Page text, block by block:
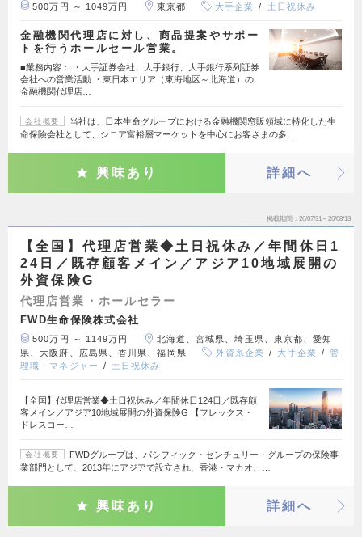
500万円 ～ 1049万円 東京都 大手企業 土日祝休み
金融機関代理店に対し、商品提案やサポー
トを行うホールセール営業。
■業務内容： ・大手証券会社、大手銀行、大手銀行系列証券
会社への営業活動 ・東日本エリア（東海地区～北海道）の
金融機関代理店…
会社概要
当社は、日本生命グループにおける金融機関窓販領域に特化した生
命保険会社として、シニア富裕層マーケットを中心にお客さまの多…
興味あり 詳細へ
掲載期間 26/07/31～26/08/13
【全国】代理店営業◆土日祝休み／年間休日1
24日／既存顧客メイン／アジア10地域展開の
外資保険G
代理店営業・ホールセラー
FWD生命保険株式会社
500万円 ～ 1149万円
北海道、宮城県、埼玉県、東京都、愛知
県、大阪府、広島県、香川県、福岡県
外資系企業 大手企業
管
理職・マネジャー
土日祝休み
【全国】代理店営業◆土日祝休み／年間休日124日／既存顧
客メイン／アジア10地域展開の外資保険G 【フレックス・
ドレスコー…
会社概要
FWDグループは、パシフィック・センチュリー・グループの保険事
業部門として、2013年にアジアで設立され、香港・マカオ、…
興味あり 詳細へ